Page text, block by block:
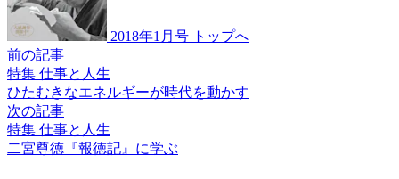
2018年1月号 トップへ
前の記事
特集 仕事と人生
ひたむきなエネルギーが時代を動かす
次の記事
特集 仕事と人生
二宮尊徳 『報徳記』に学ぶ